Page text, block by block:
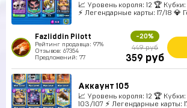
📈 Уровень короля: 12 🏆 Кубки:
⚡ Легендарные карты: 17/18 💎
Fazliddin Pilott
Рейтинг продавца: 97%
Отзывов: 67354
Предложений: 77
-20%
449 руб
359 руб
Аккаунт 105
📈 Уровень короля: 12 🏆 Кубки:
103/107 ⚡ Легендарные карты: